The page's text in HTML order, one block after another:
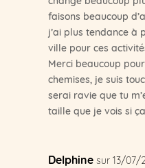
faisons beaucoup
j’ai plus tendance à
ville pour ces
Merci beaucoup
chemises, je suis
serai ravie que tu
taille que je vois si
Delphine sur 13/07/